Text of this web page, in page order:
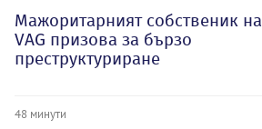
Мажоритарният собственик на
VAG призова за бързо
преструктуриране
48 минути